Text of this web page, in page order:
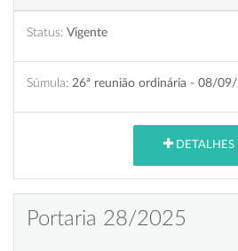
Status: Vigente
Súmula: 26ª reunião ordinária - 08/
DETALHES
Portaria 28/2025